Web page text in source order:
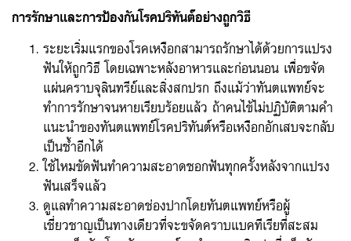
การรักษาและการป้องกันโรคปริทันต์อย่างถูกวิธี
ระยะเริ่มแรกของโรคเหงือกสามารถรักษาได้ด้วยการแปรง
ฟันให้ถูกวิธี โดยเฉพาะหลังอาหารและก่อนนอน เพื่อขจัด
แผ่นคราบจุลินทรีย์และสิ่งสกปรก ถึงแม้ว่าทันตแพทย์จะ
ทำการรักษาจนหายเรียบร้อยแล้ว ถ้าคนไข้ไม่ปฏิบัติตามคำ
แนะนำของทันตแพทย์โรคปริทันต์หรือเหงือกอักเสบจะกลับ
เป็นซ้ำอีกได้
ใช้ไหมขัดฟันทำความสะอาดซอกฟันทุกครั้งหลังจากแปรง
ฟันเสร็จแล้ว
ดูแลทำความสะอาดช่องปากโดยทันตแพทย์หรือผู้
เชี่ยวชาญเป็นทางเดียวที่จะขจัดคราบแบคทีเรียที่สะสม